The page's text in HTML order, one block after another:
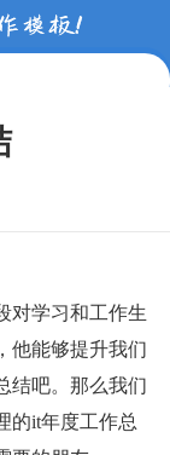
对学习和工作生
他能够提升我们
结吧。那么我们
的it年度工作总